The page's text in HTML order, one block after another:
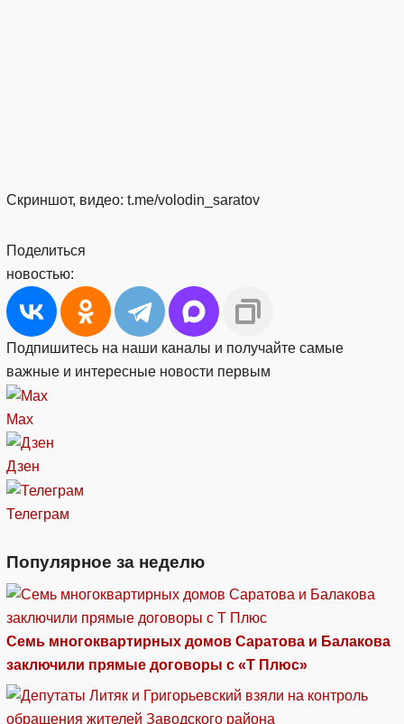
Скриншот, видео: t.me/volodin_saratov
Поделиться
новостью:
Подпишитесь на наши каналы и получайте самые
важные и интересные новости первым
Max
Дзен
Телеграм
Популярное за неделю
Семь многоквартирных домов Саратова и Балакова
заключили прямые договоры с «Т Плюс»